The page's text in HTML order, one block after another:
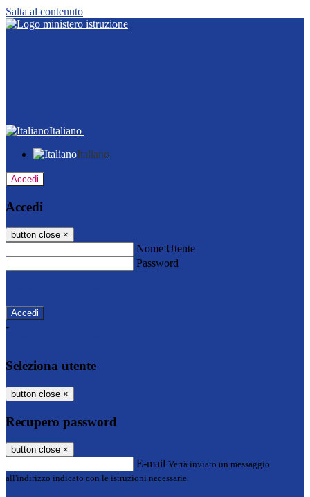
Salta al contenuto
Italiano
Italiano
Accedi
Accedi
button close ×
Nome Utente
Password
-
Seleziona utente
button close ×
Recupero password
button close ×
E-mail Verrà inviato un messaggio
all'indirizzo indicato con le istruzioni necessarie.